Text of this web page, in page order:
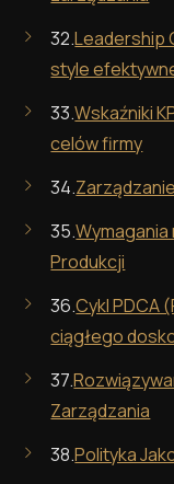
32.Leadership
style
33.Wskaźniki
celów firmy
34.
35.Wymagania
Produkcji
36.Cykl PDCA
ciągłego
37.
Zarządzania
38.Polityka